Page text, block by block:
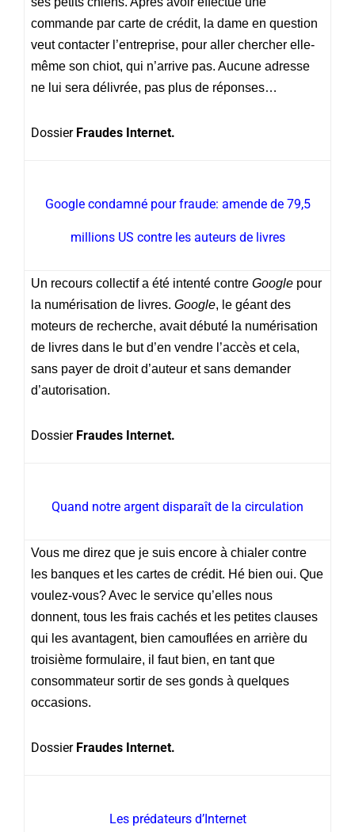
commande par carte de crédit, la dame en question
veut contacter l’entreprise, pour aller chercher elle-
même son chiot, qui n’arrive pas. Aucune adresse
ne lui sera délivrée, pas plus de réponses…
Dossier Fraudes Internet.
Google condamné pour fraude: amende de 79,5
millions US contre les auteurs de livres
Un recours collectif a été intenté contre Google pour
la numérisation de livres. Google, le géant des
moteurs de recherche, avait débuté la numérisation
de livres dans le but d’en vendre l’accès et cela,
sans payer de droit d’auteur et sans demander
d’autorisation.
Dossier Fraudes Internet.
Quand notre argent disparaît de la circulation
Vous me direz que je suis encore à chialer contre
les banques et les cartes de crédit. Hé bien oui. Que
voulez-vous? Avec le service qu’elles nous
donnent, tous les frais cachés et les petites clauses
qui les avantagent, bien camouflées en arrière du
troisième formulaire, il faut bien, en tant que
consommateur sortir de ses gonds à quelques
occasions.
Dossier Fraudes Internet.
Les prédateurs d’Internet